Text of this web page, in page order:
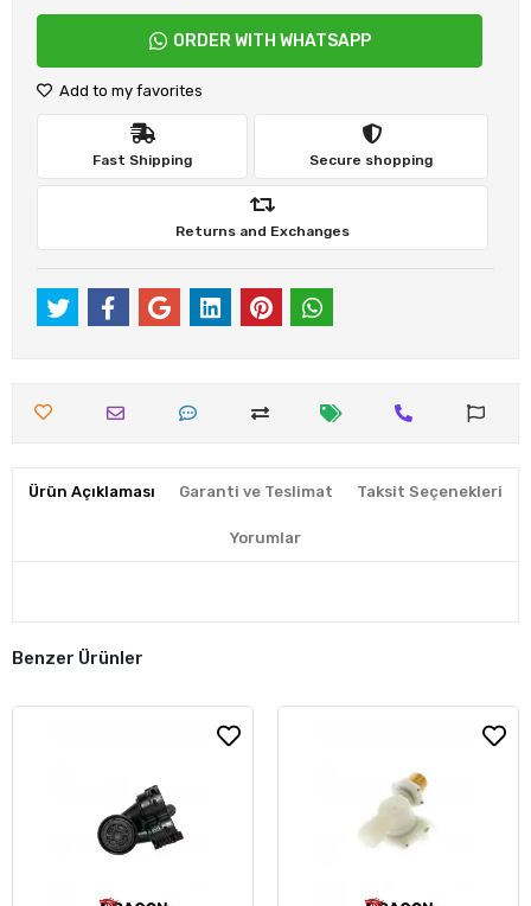
ORDER WITH WHATSAPP
Add to my favorites
Fast Shipping Secure shopping
Returns and Exchanges
Ürün Açıklaması Garanti ve Teslimat Taksit Seçenekleri
Yorumlar
Benzer Ürünler